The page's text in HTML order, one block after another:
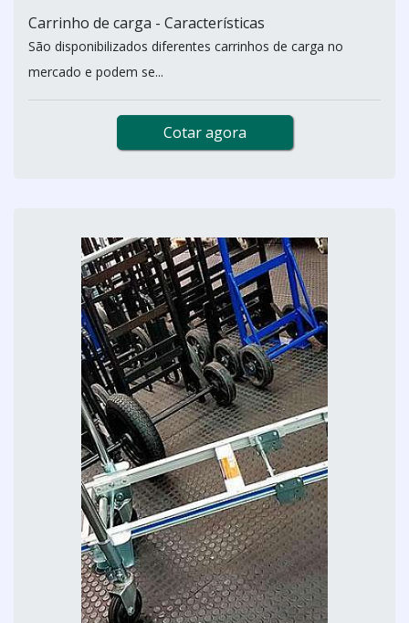
Carrinho de carga - Características
São disponibilizados diferentes carrinhos de carga no
mercado e podem se...
Cotar agora